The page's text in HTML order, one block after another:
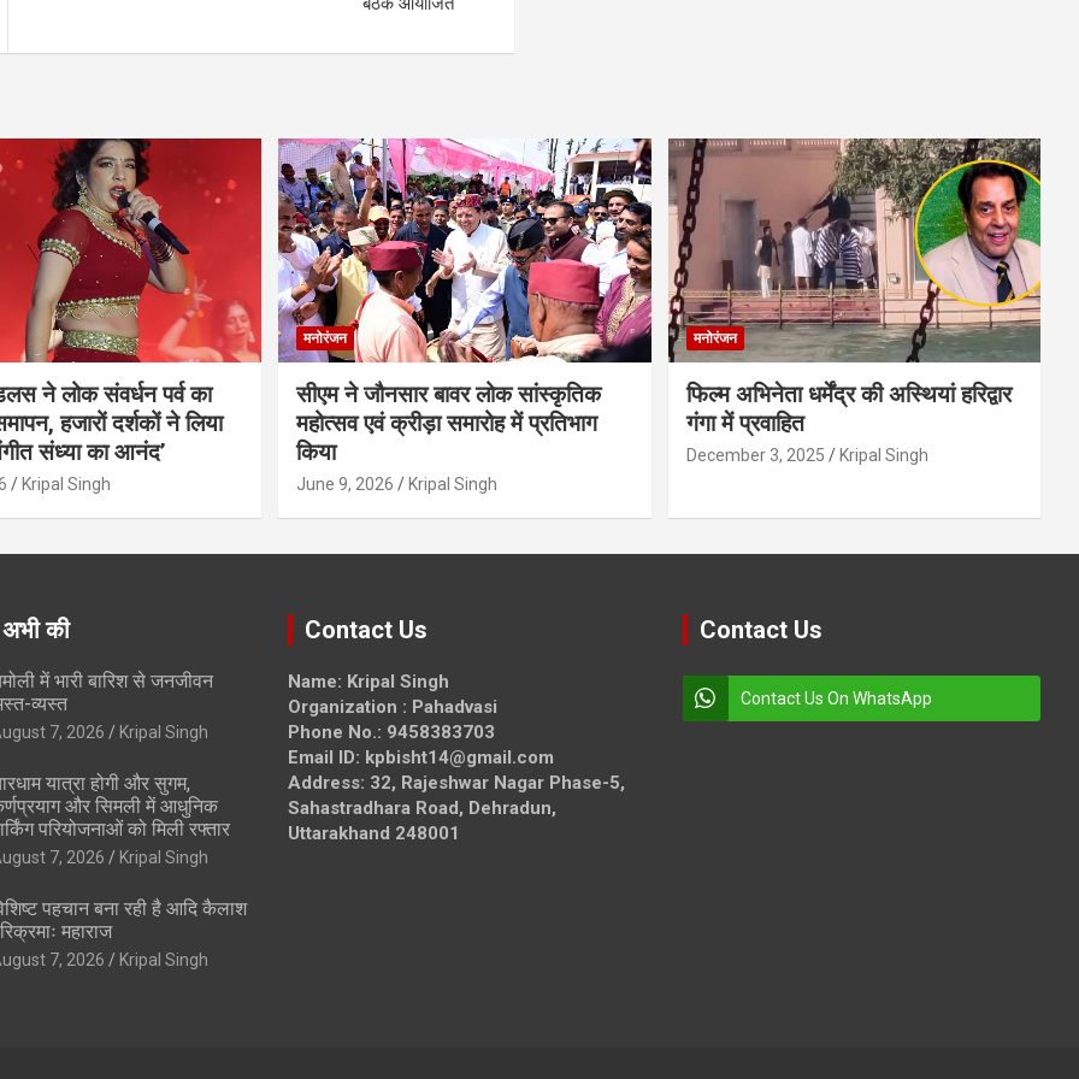
ने लोक संवर्धन पर्व का
हजारों दर्शकों ने लिया
संध्या का आनंद’
Kripal Singh
मनोरंजन
सीएम ने जौनसार बावर लोक सांस्कृतिक
महोत्सव एवं क्रीड़ा समारोह में प्रतिभाग
किया
June 9, 2026 Kripal Singh
मनोरंजन
फिल्म अभिनेता धर्मेंद्र की अस्थियां हरिद्वार
गंगा में प्रवाहित
December 3, 2025 Kripal Singh
की
में भारी बारिश से जनजीवन
व्यस्त
7, 2026 Kripal Singh
यात्रा होगी और सुगम,
और सिमली में आधुनिक
परियोजनाओं को मिली रफ्तार
7, 2026 Kripal Singh
पहचान बना रही है आदि कैलाश
महाराज
7, 2026 Kripal Singh
Contact Us
Name: Kripal Singh
Organization : Pahadvasi
Phone No.: 9458383703
Email ID: kpbisht14@gmail.com
Address: 32, Rajeshwar Nagar Phase-5,
Sahastradhara Road, Dehradun,
Uttarakhand 248001
Contact Us
Contact Us On WhatsApp